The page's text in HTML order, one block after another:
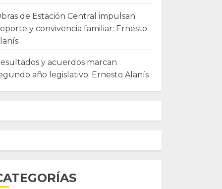
de Estación Central impulsan
y convivencia familiar: Ernesto
y acuerdos marcan
año legislativo: Ernesto Alanís